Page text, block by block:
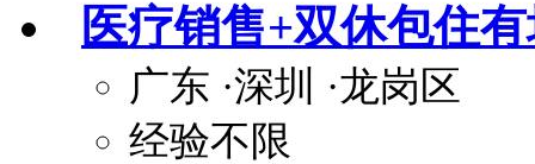
关怀与福利
包吃 住房补贴
定期团建 节日福利
医疗销售+双休包住
广东 ·深圳 ·龙岗区
经验不限